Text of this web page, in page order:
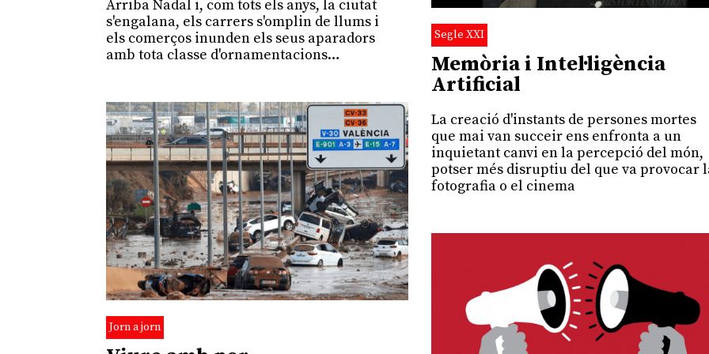
Arriba Nadal i, com tots els anys, la ciutat
s'engalana, els carrers s'omplin de llums i
els comerços inunden els seus aparadors
amb tota classe d'ornamentacions…
Segle XXI
Memòria i Intel·ligència
Artificial
La creació d'instants de persones mortes
que mai van succeir ens enfronta a un
inquietant canvi en la percepció del món,
potser més disruptiu del que va provocar
fotografia o el cinema
Jorn a jorn